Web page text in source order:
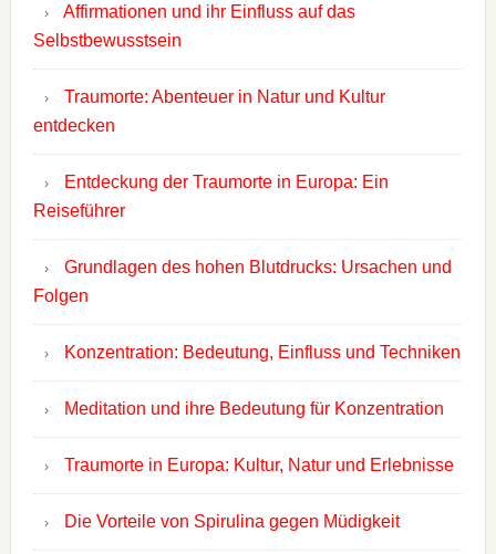
Affirmationen und ihr Einfluss auf das
Selbstbewusstsein
Traumorte: Abenteuer in Natur und Kultur
entdecken
Entdeckung der Traumorte in Europa: Ein
Reiseführer
Grundlagen des hohen Blutdrucks: Ursachen und
Folgen
Konzentration: Bedeutung, Einfluss und Techniken
Meditation und ihre Bedeutung für Konzentration
Traumorte in Europa: Kultur, Natur und Erlebnisse
Die Vorteile von Spirulina gegen Müdigkeit